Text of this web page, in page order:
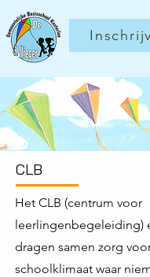
CLB
Het CLB (centrum voor
leerlingenbegeleiding)
dragen samen zorg
schoolklimaat waar